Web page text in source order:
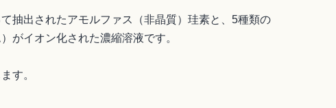
抽出されたアモルファス（非晶質）珪素と、5種類の
がイオン化された濃縮溶液です。
す。